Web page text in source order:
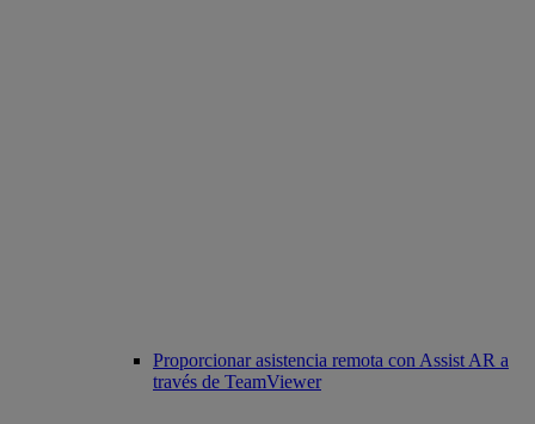
Proporcionar asistencia remota con Assist AR a
través de TeamViewer